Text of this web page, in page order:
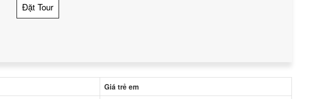
Đặt Tour
Giá trẻ em